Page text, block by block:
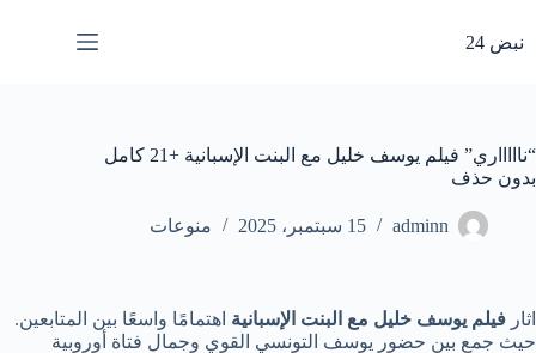
المحتوى
نبض 24
“ناااااري” فيلم يوسف خليل مع البنت الإسبانية +21 كامل
بدون حذف
adminn 15 سبتمبر، 2025 منوعات
اثار فيلم يوسف خليل مع البنت الإسبانية اهتمامًا واسعًا بين المتابعين.
حيث جمع بين حضور يوسف التونسي القوي وجمال فتاة أوروبية